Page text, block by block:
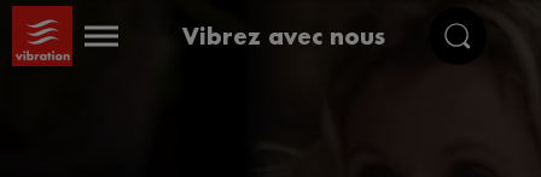
Vibrez avec nous